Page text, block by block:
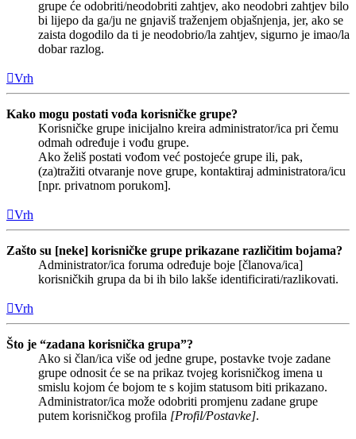
grupe će odobriti/neodobriti zahtjev, ako neodobri zahtjev bilo
bi lijepo da ga/ju ne gnjaviš traženjem objašnjenja, jer, ako se
zaista dogodilo da ti je neodobrio/la zahtjev, sigurno je imao/la
dobar razlog.
Vrh
Kako mogu postati vođa korisničke grupe?
Korisničke grupe inicijalno kreira administrator/ica pri čemu
odmah određuje i vođu grupe.
Ako želiš postati vođom već postojeće grupe ili, pak,
(za)tražiti otvaranje nove grupe, kontaktiraj administratora/icu
[npr. privatnom porukom].
Vrh
Zašto su [neke] korisničke grupe prikazane različitim bojama?
Administrator/ica foruma određuje boje [članova/ica]
korisničkih grupa da bi ih bilo lakše identificirati/razlikovati.
Vrh
Što je “zadana korisnička grupa”?
Ako si član/ica više od jedne grupe, postavke tvoje zadane
grupe odnosit će se na prikaz tvojeg korisničkog imena u
smislu kojom će bojom te s kojim statusom biti prikazano.
Administrator/ica može odobriti promjenu zadane grupe
putem korisničkog profila [Profil/Postavke].